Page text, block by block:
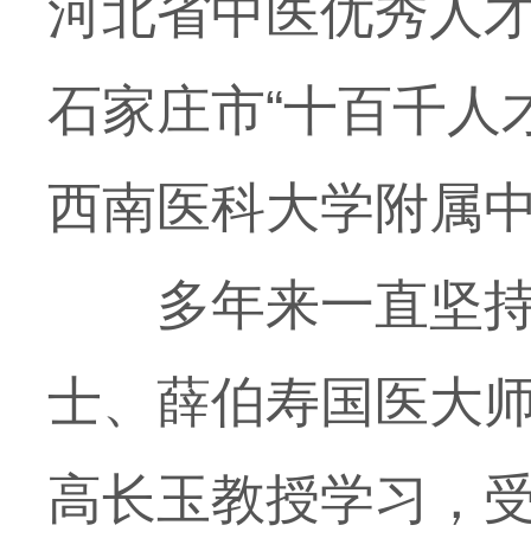
河北省中医优秀人
石家庄市“十百千人
西南医科大学附属
多年来一直坚持
士、薛伯寿国医大
高长玉教授学习，